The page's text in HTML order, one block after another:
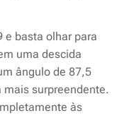
e basta olhar para
uma descida
ângulo de 87,5
mais surpreendente.
às